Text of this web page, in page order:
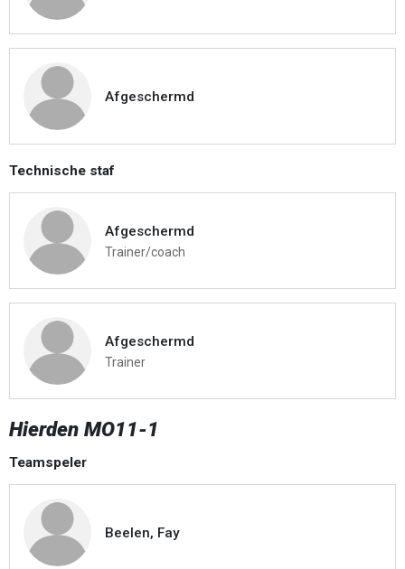
Afgeschermd
Technische staf
Afgeschermd
Trainer/coach
Afgeschermd
Trainer
Hierden MO11-1
Teamspeler
Beelen, Fay